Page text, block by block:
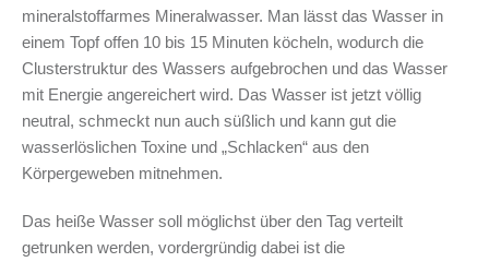
mineralstoffarmes Mineralwasser. Man lässt das Wasser in
einem Topf offen 10 bis 15 Minuten köcheln, wodurch die
Clusterstruktur des Wassers aufgebrochen und das Wasser
mit Energie angereichert wird. Das Wasser ist jetzt völlig
neutral, schmeckt nun auch süßlich und kann gut die
wasserlöslichen Toxine und „Schlacken“ aus den
Körpergeweben mitnehmen.
Das heiße Wasser soll möglichst über den Tag verteilt
getrunken werden, vordergründig dabei ist die